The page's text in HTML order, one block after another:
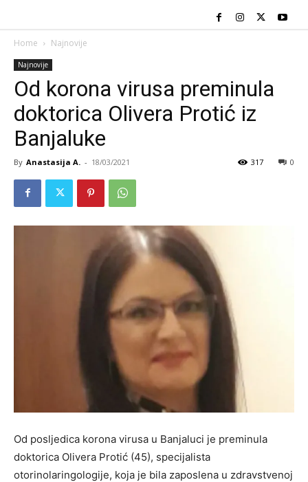
Home Najnovije
Najnovije
Od korona virusa preminula
doktorica Olivera Protić iz
Banjaluke
By Anastasija A. - 18/03/2021 0
317
Od posljedica korona virusa u Banjaluci je preminula
doktorica Olivera Protić (45), specijalista
otorinolaringologije, koja je bila zaposlena u zdravstvenoj